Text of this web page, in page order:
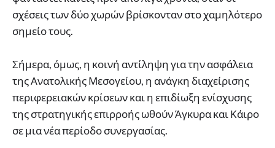
σχέσεις των δύο χωρών βρίσκονταν στο χαμηλότερο
σημείο τους.
Σήμερα, όμως, η κοινή αντίληψη για την ασφάλεια
της Ανατολικής Μεσογείου, η ανάγκη διαχείρισης
περιφερειακών κρίσεων και η επιδίωξη ενίσχυσης
της στρατηγικής επιρροής ωθούν Άγκυρα και Κάιρο
σε μια νέα περίοδο συνεργασίας.